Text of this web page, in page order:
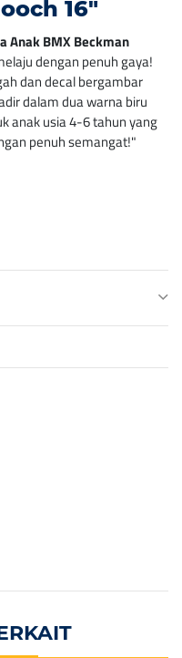
16″
Anak BMX Beckman
dengan penuh gaya!
dan decal bergambar
dalam dua warna biru
anak usia 4-6 tahun yang
penuh semangat!"